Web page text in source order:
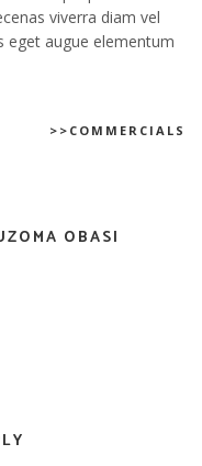
viverra diam vel
eget augue elementum
>>COMMERCIALS
OBASI